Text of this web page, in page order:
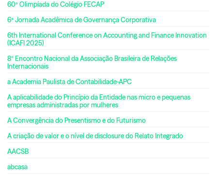
60ª Olimpíada do Colégio FECAP
6ª Jornada Acadêmica de Governança Corporativa
6th International Conference on Accounting and Finance Innovation
(ICAFI 2025)
8º Encontro Nacional da Associação Brasileira de Relações
Internacionais
a Academia Paulista de Contabilidade-APC
A aplicabilidade do Princípio da Entidade nas micro e pequenas
empresas administradas por mulheres
A Convergência do Presentismo e do Futurismo
A criação de valor e o nível de disclosure do Relato Integrado
AACSB
abcasa